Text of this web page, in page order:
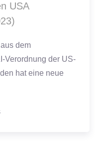
USA
dem
Verordnung der US-
hat eine neue